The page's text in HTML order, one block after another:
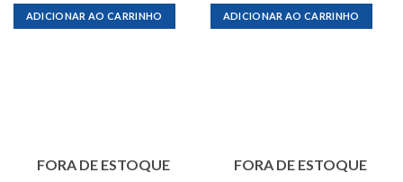
ADICIONAR AO CARRINHO ADICIONAR AO CARRINHO
FORA DE ESTOQUE FORA DE ESTOQUE